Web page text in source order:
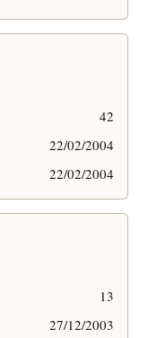
42
22/02/2004
22/02/2004
13
27/12/2003